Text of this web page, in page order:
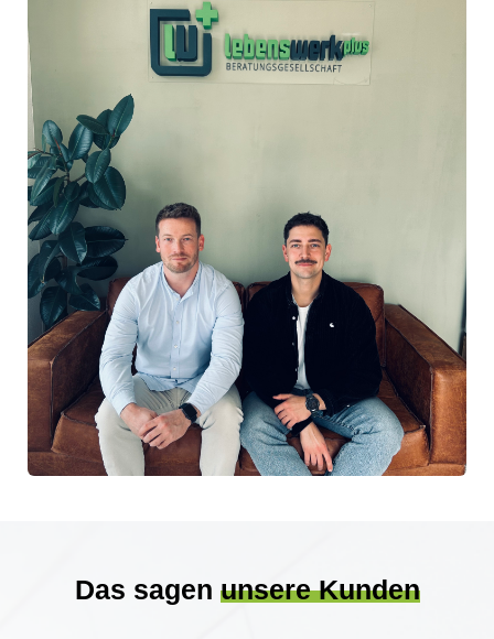
Das sagen unsere Kunden